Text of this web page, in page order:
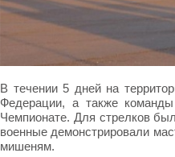
В течении 5 дней на
Федерации, а также
Чемпионате. Для стрелков
военные демонстрировали
мишеням.